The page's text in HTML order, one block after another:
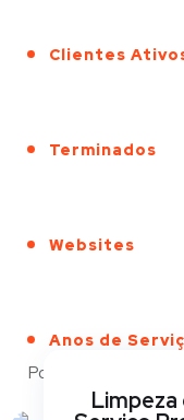
Clientes
Terminados
Websites
Anos de
Portfólio
Limpeza